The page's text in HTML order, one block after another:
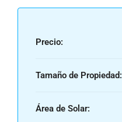
Precio:
Tamaño de Propiedad:
Área de Solar: